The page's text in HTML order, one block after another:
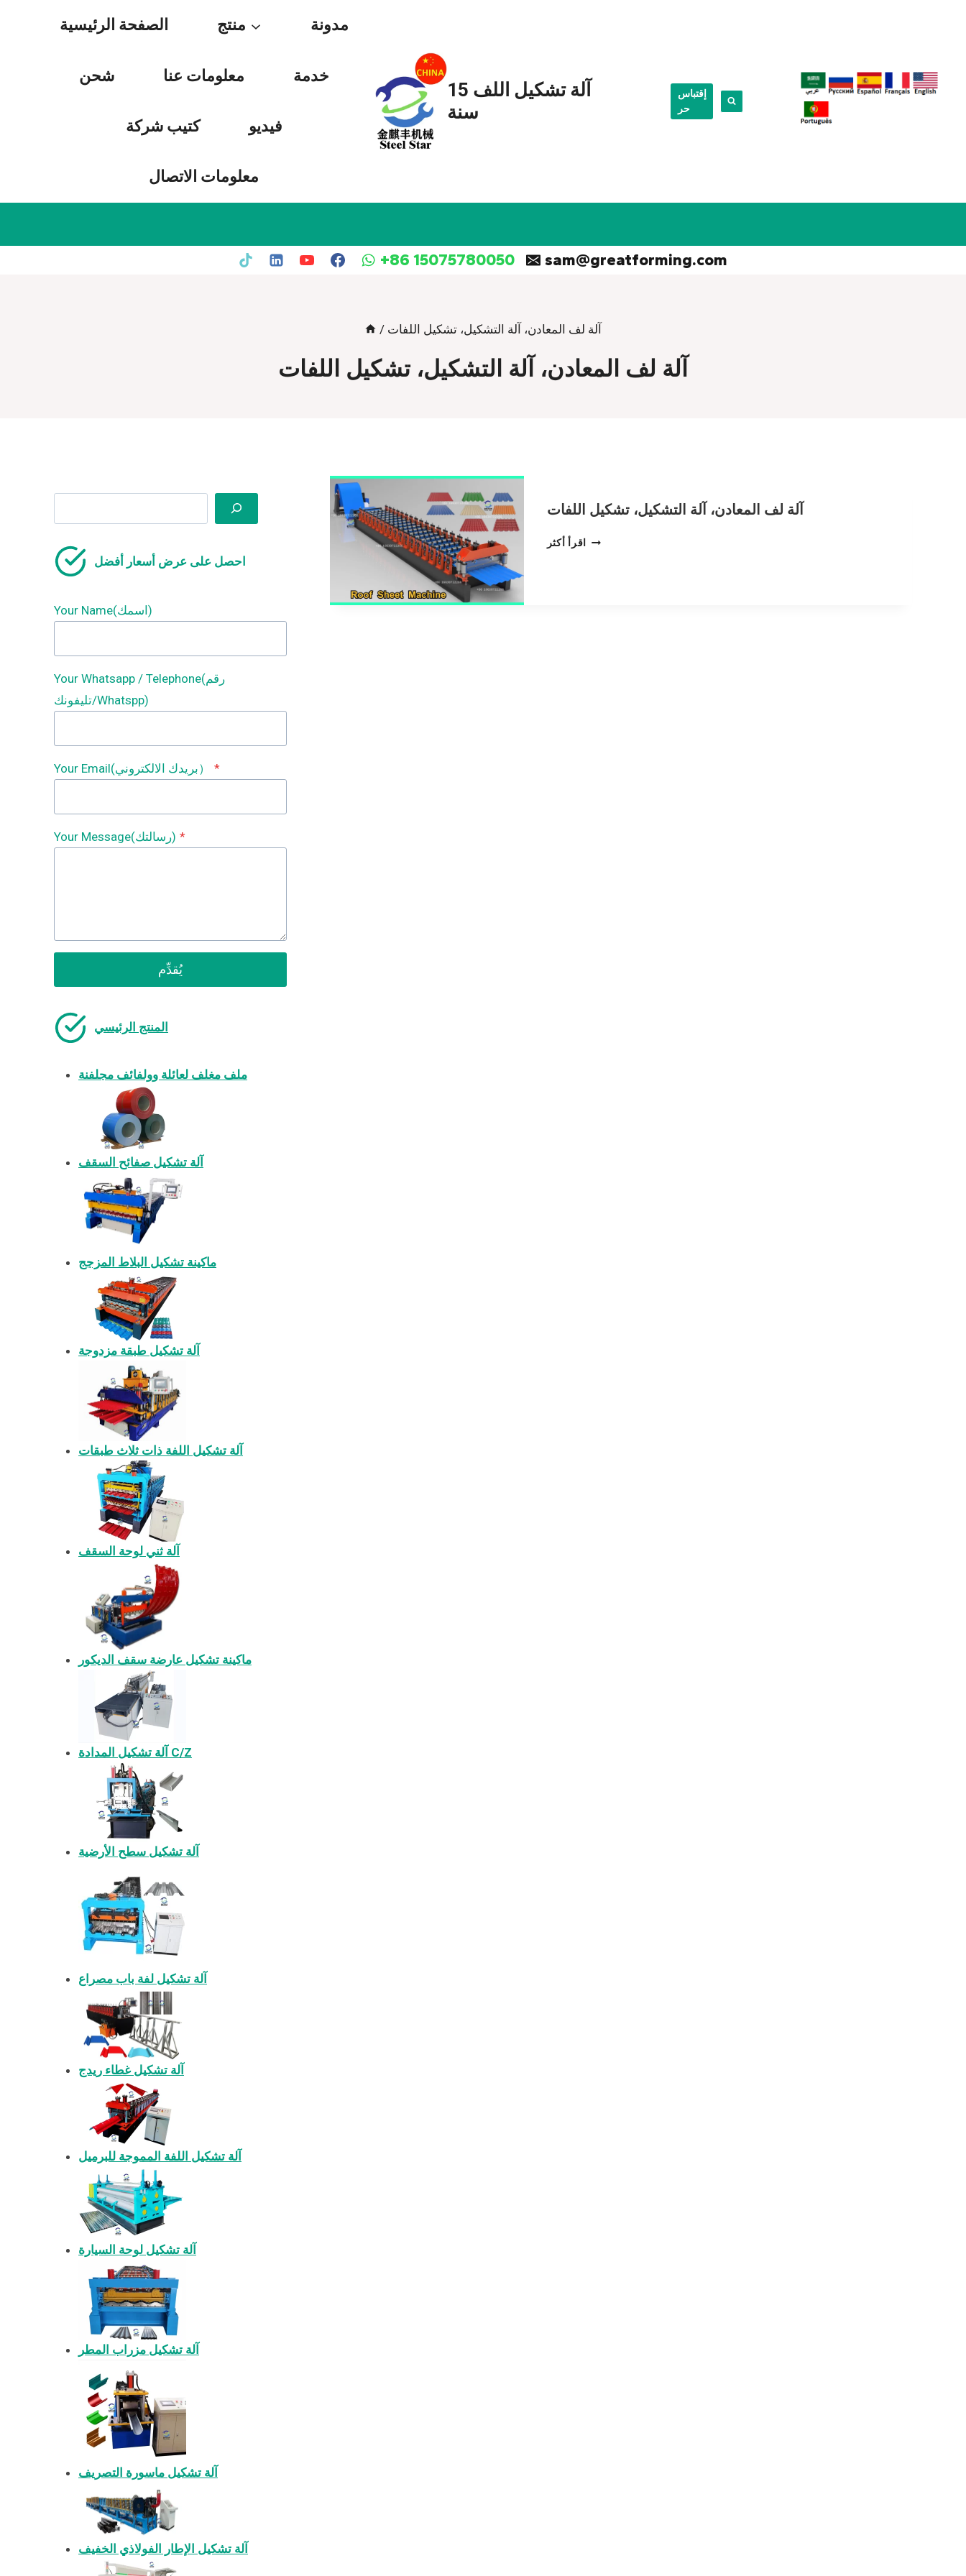
الصفحة الرئيسية منتج مدونة
شحن معلومات عنا خدمة
كتيب شركة فيديو
معلومات الاتصال
آلة تشكيل اللف 15
سنة
إقتباس
حر
+86 15075780050 sam@greatforming.com
/ آلة لف المعادن، آلة التشكيل، تشكيل اللفات
آلة لف المعادن، آلة التشكيل، تشكيل اللفات
آلة لف المعادن، آلة التشكيل، تشكيل اللفات
اقرأ أكثر آلة
احصل على عرض أسعار أفضل
Your Name(اسمك)
Your Whatsapp / Telephone(رقم
تليفونك/Whatspp)
Your Email(بريدك الالكتروني） *
Your Message(رسالتك) *
يُقدِّم
المنتج الرئيسي
ملف مغلف لعائلة وولفائف مجلفنة
آلة تشكيل صفائح السقف
ماكينة تشكيل البلاط المزجج
آلة تشكيل طبقة مزدوجة
آلة تشكيل اللفة ذات ثلاث طبقات
آلة ثني لوحة السقف
ماكينة تشكيل عارضة سقف الديكور
آلة تشكيل المدادة C/Z
آلة تشكيل سطح الأرضية
آلة تشكيل لفة باب مصراع
آلة تشكيل غطاء ريدج
آلة تشكيل اللفة المموجة للبرميل
آلة تشكيل لوحة السيارة
آلة تشكيل مزراب المطر
آلة تشكيل ماسورة التصريف
آلة تشكيل الإطار الفولاذي الخفيف